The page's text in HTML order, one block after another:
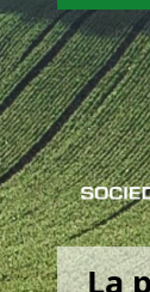
Saltar
al
contenido
La